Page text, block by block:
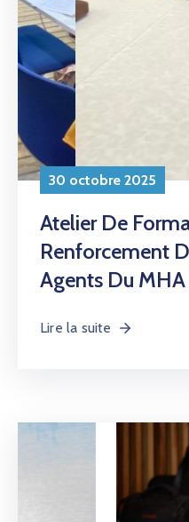
Documentation
AMCOW
30 octobre 2025
Atelier De
Renforcement
Agents Du
Lire la suite